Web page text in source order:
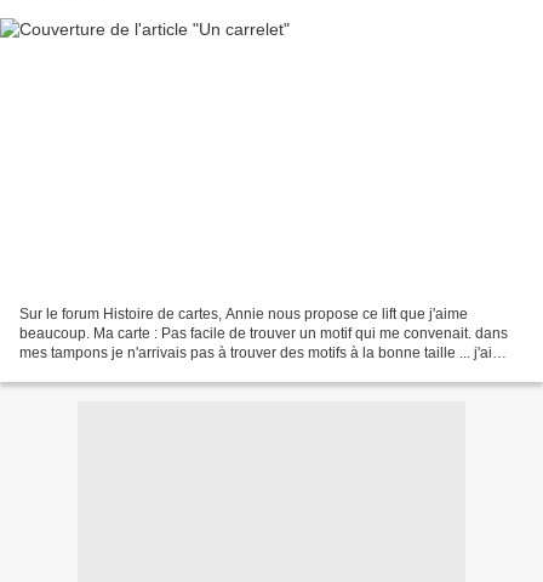
Sur le forum Histoire de cartes, Annie nous propose ce lift que j'aime
beaucoup. Ma carte : Pas facile de trouver un motif qui me convenait. dans
mes tampons je n'arrivais pas à trouver des motifs à la bonne taille ... j'ai